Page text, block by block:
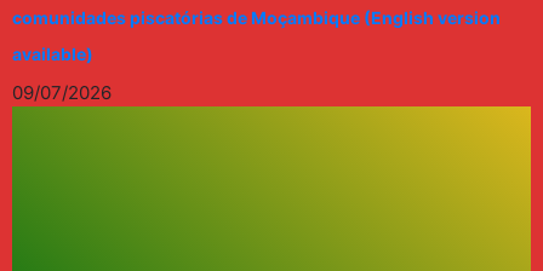
comunidades piscatórias de Moçambique (English version
available)
09/07/2026